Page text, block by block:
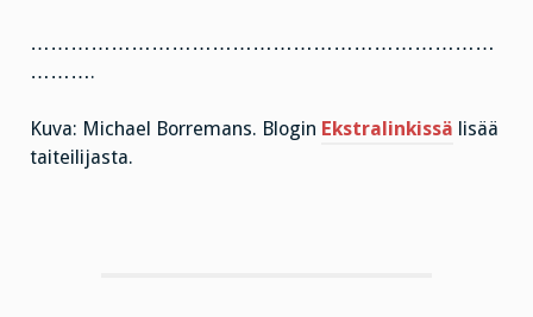
……………………………………………………………
……….
Kuva: Michael Borremans. Blogin Ekstralinkissä lisää
taiteilijasta.